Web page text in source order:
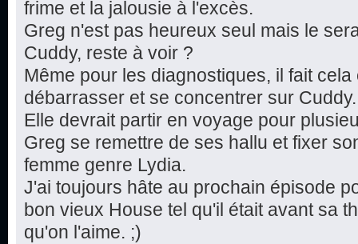
frime et la jalousie à l'excès.
Greg n'est pas heureux seul mais le
Cuddy, reste à voir ?
Même pour les diagnostiques, il fait
débarrasser et se concentrer sur Cuddy.
Elle devrait partir en voyage pour
Greg se remettre de ses hallu et fixer
femme genre Lydia.
J'ai toujours hâte au prochain épisode
bon vieux House tel qu'il était avant sa
qu'on l'aime. ;)